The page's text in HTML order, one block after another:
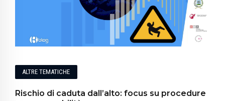
ALTRE TEMATICHE
Rischio di caduta dall’alto: focus su procedure